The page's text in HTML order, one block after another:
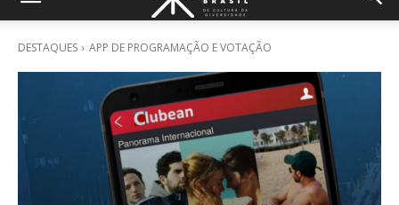
DESTAQUES APP DE PROGRAMAÇÃO E VOTAÇÃO